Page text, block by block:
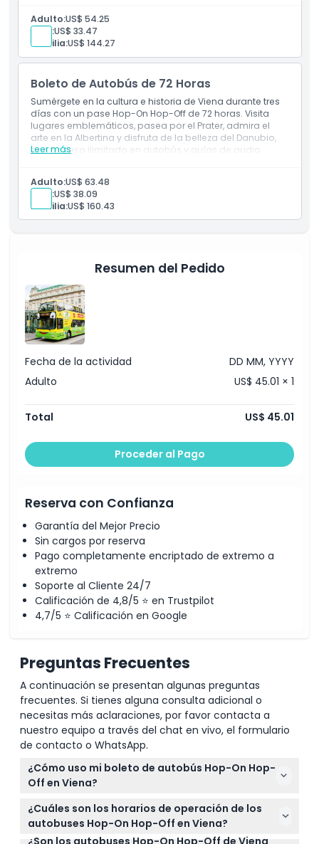
Cómo Canjear
Adulto:US$ 54.25
Niño:US$ 33.47
Familia:US$ 144.27
Boleto de Autobús de 72 Horas
Sumérgete en la cultura e historia de Viena durante tres
días con un pase Hop-On Hop-Off de 72 horas. Visita
lugares emblemáticos, pasea por el Prater, admira el
arte en la Albertina y disfruta de la belleza del Danubio,
con acceso ilimitado en autobús y guías de audio
Leer más
Adulto:US$ 63.48
Niño:US$ 38.09
Familia:US$ 160.43
Resumen del Pedido
Fecha de la actividad
DD MM, YYYY
Adulto
US$ 45.01 × 1
Total US$ 45.01
Proceder al Pago
Reserva con Confianza
Garantía del Mejor Precio
Sin cargos por reserva
Pago completamente encriptado de extremo a
extremo
Soporte al Cliente 24/7
Calificación de 4,8/5 ⭐ en Trustpilot
4,7/5 ⭐ Calificación en Google
Preguntas Frecuentes
A continuación se presentan algunas preguntas
frecuentes. Si tienes alguna consulta adicional o
necesitas más aclaraciones, por favor contacta a
nuestro equipo a través del chat en vivo, el formulario
de contacto o WhatsApp.
¿Cómo uso mi boleto de autobús Hop-On Hop-
Off en Viena?
Simplemente escanee el código QR en su boleto al
abordar cualquier autobús de las líneas Roja,
Amarilla o Azul. Puede bajarse en cualquier parada
¿Cuáles son los horarios de operación de los
autobuses Hop-On Hop-Off en Viena?
Los autobuses operan todos los días de 9:00 AM a
¿Son los autobuses Hop-On Hop-Off de Viena